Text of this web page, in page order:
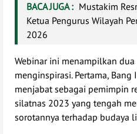
BACA JUGA : Mustakim
Ketua Pengurus Wilayah
2026
Webinar ini menampilkan
menginspirasi. Pertama, Bang
menjabat sebagai pemimpin
silatnas 2023 yang tengah
sorotannya terhadap budaya